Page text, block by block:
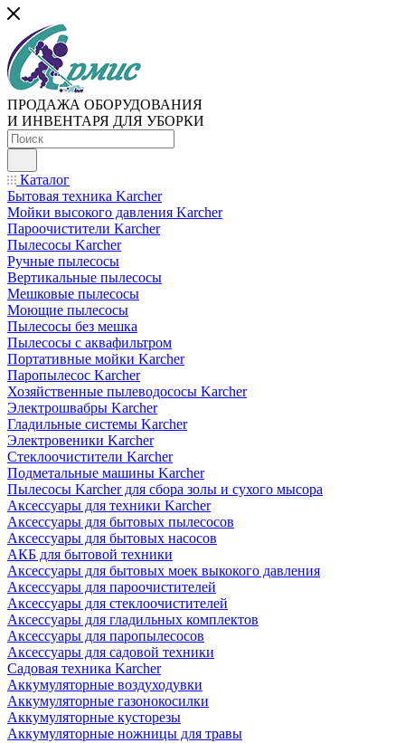
ПРОДАЖА ОБОРУДОВАНИЯ
И ИНВЕНТАРЯ ДЛЯ УБОРКИ
Каталог
Бытовая техника Karcher
Мойки высокого давления Karcher
Пароочистители Karcher
Пылесосы Karcher
Ручные пылесосы
Вертикальные пылесосы
Мешковые пылесосы
Моющие пылесосы
Пылесосы без мешка
Пылесосы с аквафильтром
Портативные мойки Karcher
Паропылесос Karcher
Хозяйственные пылеводососы Karcher
Электрошвабры Karcher
Гладильные системы Karcher
Электровеники Karcher
Стеклоочистители Karcher
Подметальные машины Karcher
Пылесосы Karcher для сбора золы и сухого мысора
Аксессуары для техники Karcher
Аксессуары для бытовых пылесосов
Аксессуары для бытовых насосов
АКБ для бытовой техники
Аксессуары для бытовых моек выкокого давления
Аксессуары для пароочистителей
Аксессуары для стеклоочистителей
Аксессуары для гладильных комплектов
Аксессуары для паропылесосов
Аксессуары для садовой техники
Садовая техника Karcher
Аккумуляторные воздуходувки
Аккумуляторные газонокосилки
Аккумуляторные кусторезы
Аккумуляторные ножницы для травы